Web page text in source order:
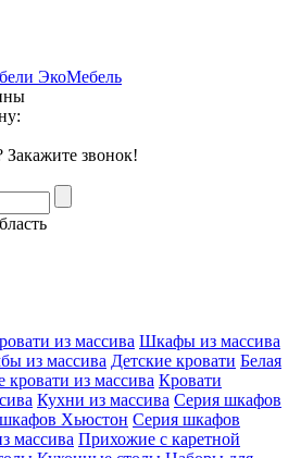
Закажите звонок!
из массива Шкафы из массива
из массива Детские кровати Белая
кровати из массива Кровати
Кухни из массива Серия шкафов
Хьюстон Серия шкафов
массива Прихожие с каретной